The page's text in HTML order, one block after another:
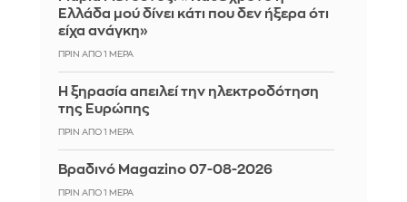
Ελλάδα μού δίνει κάτι που δεν ήξερα ότι
είχα ανάγκη»
ΠΡΙΝ ΑΠΌ 1 ΜΈΡΑ
Η ξηρασία απειλεί την ηλεκτροδότηση
της Ευρώπης
ΠΡΙΝ ΑΠΌ 1 ΜΈΡΑ
Βραδινό Magazino 07-08-2026
ΠΡΙΝ ΑΠΌ 1 ΜΈΡΑ